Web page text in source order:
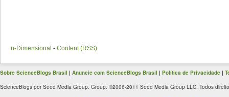
n-Dimensional - Content (RSS)
Sobre ScienceBlogs Brasil | Anuncie com ScienceBlogs Brasil | Política de Privacidade |
ScienceBlogs por Seed Media Group. Group. ©2006-2011 Seed Media Group LLC. Todos